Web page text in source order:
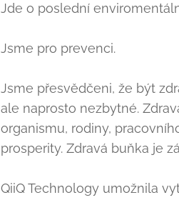
Jde o poslední
Jsme pro prevenci.
Jsme přesvědčeni, že být
ale naprosto nezbytné.
organismu, rodiny,
prosperity. Zdravá buňka je
QiiQ Technology umožnila